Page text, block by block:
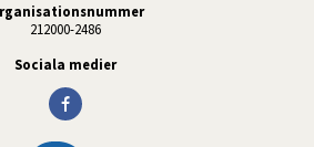
212000-2486
Sociala medier